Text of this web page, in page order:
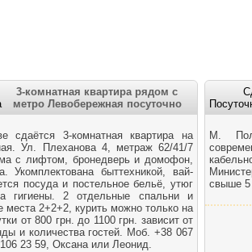
3-комнатная квартира рядом с
метро Левобережная посуточно
сдаётся 3-комнатная квартира на
Ул. Плеханова 4, метраж 62/41/7
с лифтом, бронедверь и домофон,
Укомплектована быттехникой, вай-
посуда и постельное бельё, утюг
гигиены. 2 отдельные спальни и
места 2+2+2, курить можно только на
от 800 грн. до 1100 грн. зависит от
и количества гостей. Моб. +38 067
23 59, Оксана или Леонид.
М.
свыше 5